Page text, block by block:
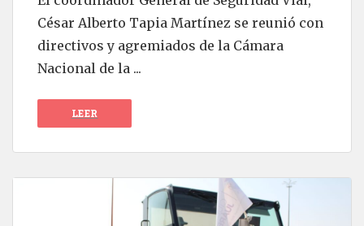
César Alberto Tapia Martínez se reunió con
directivos y agremiados de la Cámara
Nacional de la ...
LEER